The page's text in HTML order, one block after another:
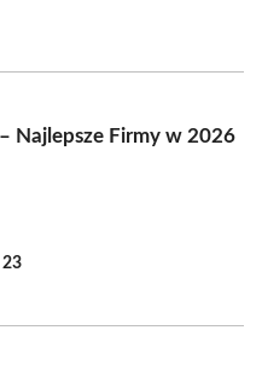
Najlepsze Firmy w 2026
23